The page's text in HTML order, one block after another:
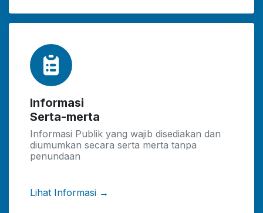
Informasi
Serta-merta
Informasi Publik yang wajib disediakan dan
diumumkan secara serta merta tanpa
penundaan
Lihat Informasi →